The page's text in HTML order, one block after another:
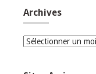
Archives
Archives